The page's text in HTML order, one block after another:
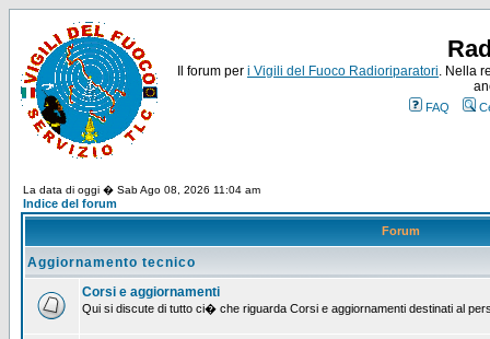
Il forum per i Vigili del Fuoco Radioriparatori. Nella
FAQ
La data di oggi � Sab Ago 08, 2026 11:04 am
Indice del forum
Forum
Aggiornamento tecnico
Corsi e aggiornamenti
Qui si discute di tutto ci� che riguarda Corsi e aggiornamenti destinati al